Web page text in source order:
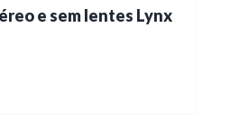
e sem lentes Lynx